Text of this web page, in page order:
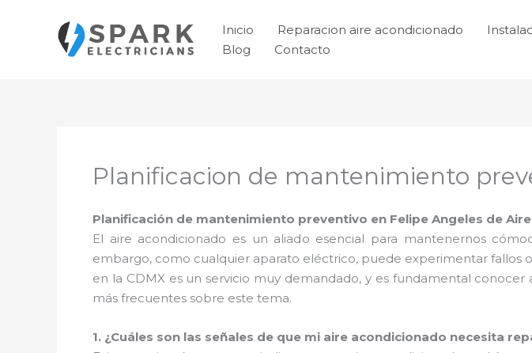
contenido
Inicio Reparacion aire acondicionado
Blog
Contacto
Planificacion de mantenimiento
Planificación de mantenimiento preventivo en Felipe Angeles de
El aire acondicionado es un aliado esencial para mantenernos
embargo, como cualquier aparato eléctrico, puede experimentar
en la CDMX es un servicio muy demandado, y es fundamental
más frecuentes sobre este tema.
1. ¿Cuáles son las señales de que mi aire acondicionado necesita